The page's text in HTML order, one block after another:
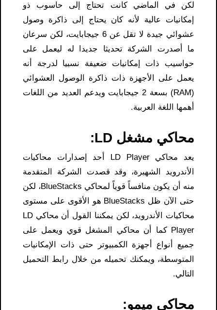
لكن في الماضي كانت تحتاج إلى حاسوب ذو
إمكانيات عالية لأنه كان يحتاج إلى ذاكرة وصول
عشوائي جيدة لا تقل عن 6 جيجابايت، لكن سرعان
ما أصدرت الشركة تحديثا جديدا له ليعمل على
حواسيب ذات إمكانيات ضعيفة نسبيا لدرجة أنه
يعمل على الأجهزة ذات ذاكرة الوصول العشوائي
(RAM) بسعة 2 جيجابايت ويدعم العديد من اللغات
أهمها اللغة العربية.
محاكي مشغل LD:
يعد محاكي LD Player أحد إصدارات محاكيات
الأندرويد الشهيرة، وقد قصدت الشركة المتقدمة
منه أن يكون منافساً قوياً لمحاكي BlueStacks، لكن
حتى الآن ظل BlueStacks هو الأقوى على مستوى
محاكيات الأندرويد، لكن يمكننا القول أن محاكي LD
Player كما أن محاكي المشغل قوي ويعمل على
جميع أنواع أجهزة الكمبيوتر حتى ذات الإمكانيات
المتوسطة، ويمكنك تحميله من خلال رابط التحميل
التالي.
محاكي ميمو: